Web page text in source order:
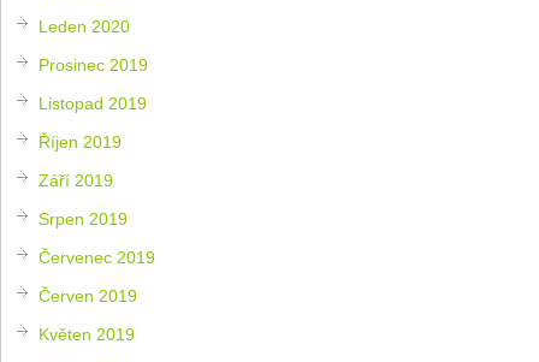
Leden 2020
Prosinec 2019
Listopad 2019
Říjen 2019
Září 2019
Srpen 2019
Červenec 2019
Červen 2019
Květen 2019